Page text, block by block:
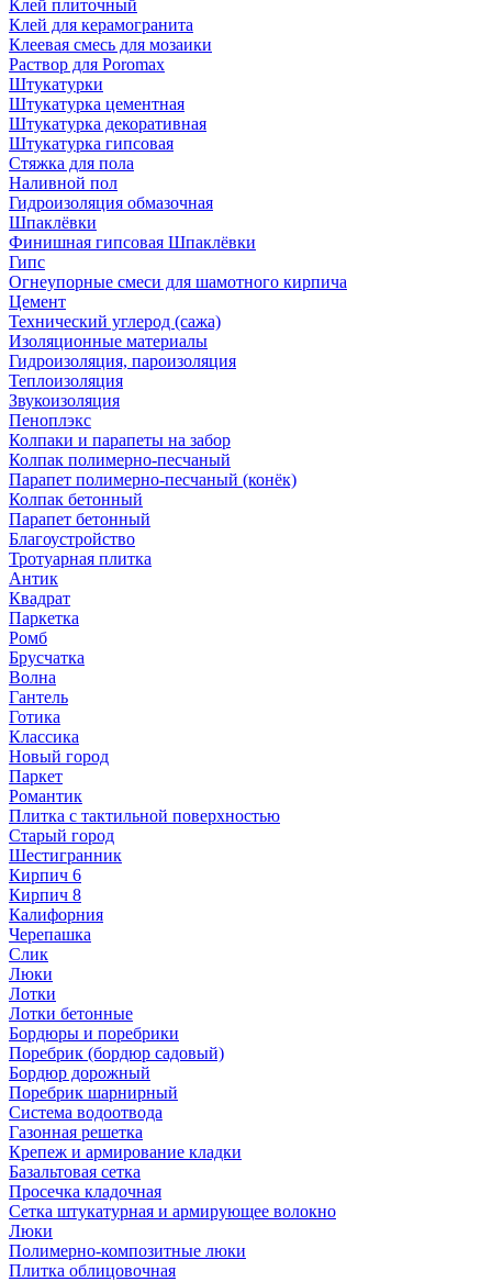
Клей плиточный
Клей для керамогранита
Клеевая смесь для мозаики
Раствор для Poromax
Штукатурки
Штукатурка цементная
Штукатурка декоративная
Штукатурка гипсовая
Стяжка для пола
Наливной пол
Гидроизоляция обмазочная
Шпаклёвки
Финишная гипсовая Шпаклёвки
Гипс
Огнеупорные смеси для шамотного кирпича
Цемент
Технический углерод (сажа)
Изоляционные материалы
Гидроизоляция, пароизоляция
Теплоизоляция
Звукоизоляция
Пеноплэкс
Колпаки и парапеты на забор
Колпак полимерно-песчаный
Парапет полимерно-песчаный (конёк)
Колпак бетонный
Парапет бетонный
Благоустройство
Тротуарная плитка
Антик
Квадрат
Паркетка
Ромб
Брусчатка
Волна
Гантель
Готика
Классика
Новый город
Паркет
Романтик
Плитка с тактильной поверхностью
Старый город
Шестигранник
Кирпич 6
Кирпич 8
Калифорния
Черепашка
Слик
Люки
Лотки
Лотки бетонные
Бордюры и поребрики
Поребрик (бордюр садовый)
Бордюр дорожный
Поребрик шарнирный
Система водоотвода
Газонная решетка
Крепеж и армирование кладки
Базальтовая сетка
Просечка кладочная
Сетка штукатурная и армирующее волокно
Люки
Полимерно-композитные люки
Плитка облицовочная